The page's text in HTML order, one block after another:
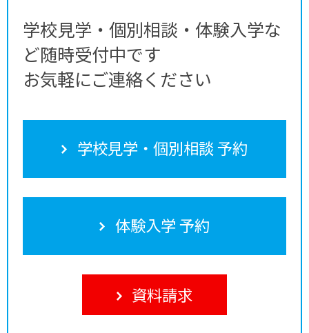
学校見学・個別相談・体験入学な
ど随時受付中です
お気軽にご連絡ください
学校見学・個別相談 予約
体験入学 予約
資料請求